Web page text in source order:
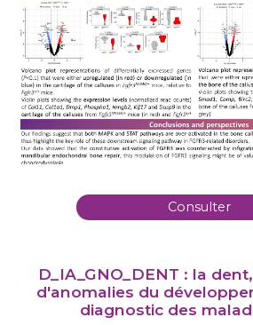
Consulter
D_IA_GNO_DENT : la
d'anomalies du
diagnostic des